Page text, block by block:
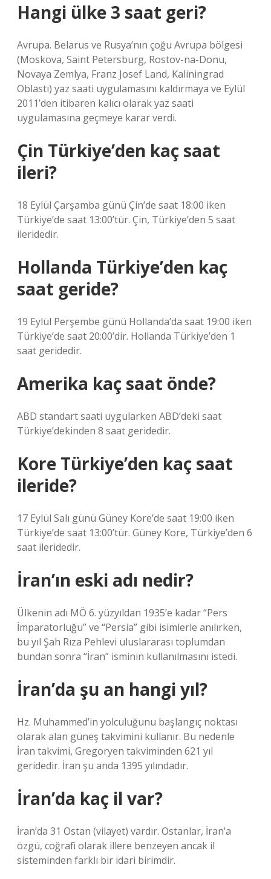
Hangi ülke 3 saat geri?
Avrupa. Belarus ve Rusya’nın çoğu Avrupa bölgesi
(Moskova, Saint Petersburg, Rostov-na-Donu,
Novaya Zemlya, Franz Josef Land, Kaliningrad
Oblastı) yaz saati uygulamasını kaldırmaya ve Eylül
2011’den itibaren kalıcı olarak yaz saati
uygulamasına geçmeye karar verdi.
Çin Türkiye’den kaç saat
ileri?
18 Eylül Çarşamba günü Çin’de saat 18:00 iken
Türkiye’de saat 13:00’tür. Çin, Türkiye’den 5 saat
ileridedir.
Hollanda Türkiye’den kaç
saat geride?
19 Eylül Perşembe günü Hollanda’da saat 19:00 iken
Türkiye’de saat 20:00’dir. Hollanda Türkiye’den 1
saat geridedir.
Amerika kaç saat önde?
ABD standart saati uygularken ABD’deki saat
Türkiye’dekinden 8 saat geridedir.
Kore Türkiye’den kaç saat
ileride?
17 Eylül Salı günü Güney Kore’de saat 19:00 iken
Türkiye’de saat 13:00’tür. Güney Kore, Türkiye’den 6
saat ileridedir.
İran’ın eski adı nedir?
Ülkenin adı MÖ 6. yüzyıldan 1935’e kadar “Pers
İmparatorluğu” ve “Persia” gibi isimlerle anılırken,
bu yıl Şah Rıza Pehlevi uluslararası toplumdan
bundan sonra “İran” isminin kullanılmasını istedi.
İran’da şu an hangi yıl?
Hz. Muhammed’in yolculuğunu başlangıç ​​noktası
olarak alan güneş takvimini kullanır. Bu nedenle
İran takvimi, Gregoryen takviminden 621 yıl
geridedir. İran şu anda 1395 yılındadır.
İran’da kaç il var?
İran’da 31 Ostan (vilayet) vardır. Ostanlar, İran’a
özgü, coğrafi olarak illere benzeyen ancak il
sisteminden farklı bir idari birimdir.